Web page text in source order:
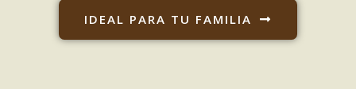
IDEAL PARA TU FAMILIA